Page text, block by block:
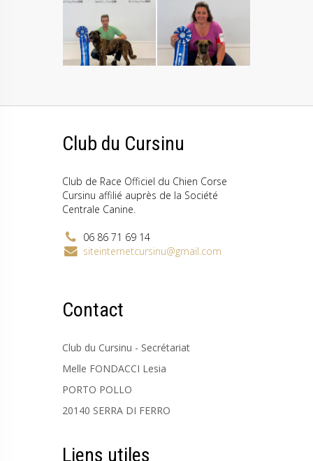
Club du Cursinu
Club de Race Officiel du Chien Corse
Cursinu affilié auprès de la Société
Centrale Canine.
06 86 71 69 14
siteinternetcursinu@gmail.com
Contact
Club du Cursinu - Secrétariat
Melle FONDACCI Lesia
PORTO POLLO
20140 SERRA DI FERRO
Liens utiles